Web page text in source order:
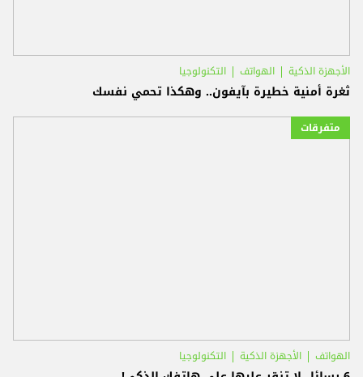
الأجهزة الذكية الهواتف التكنولوجيا
ثغرة أمنية خطيرة بآيفون.. وهكذا تحمي نفسك
متفرقات
الهواتف الأجهزة الذكية التكنولوجيا